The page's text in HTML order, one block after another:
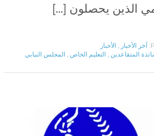
الذين يحصلون […]
آخر الأخبار , الأخبار
المتقاعدين , التعليم الخاص , المجلس النيابي